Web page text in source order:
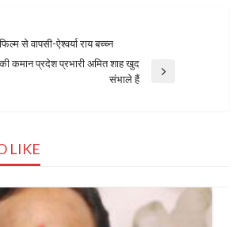
से वापसी-ऐश्‍वर्या राय बच्‍च्‍न
कमान प्रदेश प्रभारी अमित शाह खुद
संभाले हैं
LIKE